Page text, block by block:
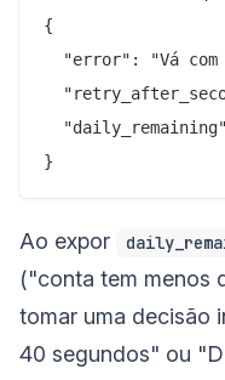
{
"error": "Vá com
Ao expor
("conta tem menos
tomar uma decisão
40 segundos" ou